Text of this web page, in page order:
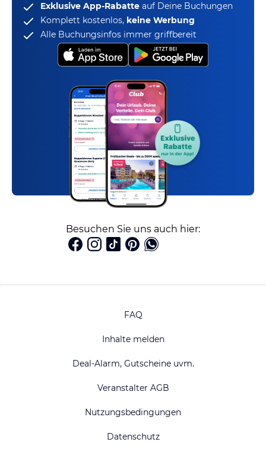
Exklusive App-Rabatte auf Deine Buchungen
Komplett kostenlos, keine Werbung
Alle Buchungsinfos immer griffbereit
Besuchen Sie uns auch hier:
FAQ
Inhalte melden
Deal-Alarm, Gutscheine uvm.
Veranstalter AGB
Nutzungsbedingungen
Datenschutz